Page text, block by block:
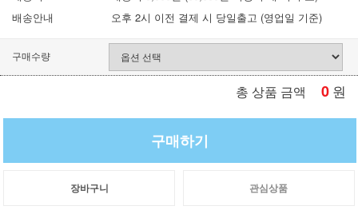
배송안내
오후 2시 이전 결제 시 당일출고 (영업일 기준)
구매수량
총 상품 금액 0 원
구매하기
장바구니 관심상품